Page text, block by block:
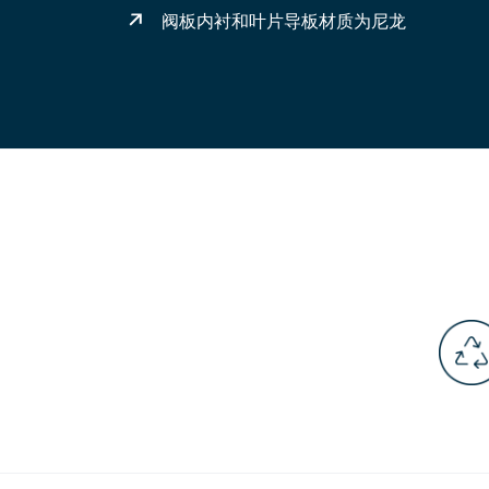
阀板内衬和叶片导板材质为尼龙